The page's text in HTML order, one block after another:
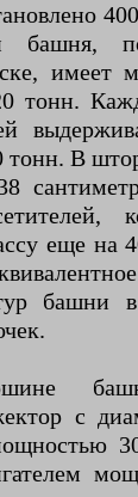
башня,
имеет
тонн.
тонн. В
еще на
башни
с